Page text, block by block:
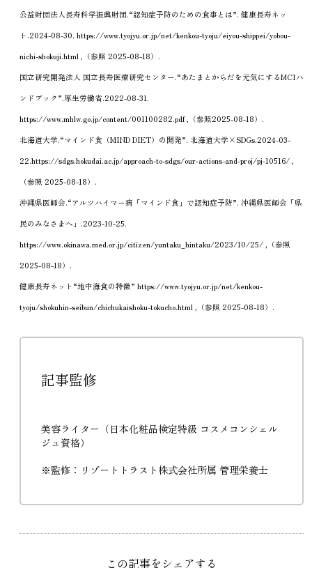
公益財団法人長寿科学振興財団.“認知症予防のための食事とは”. 健康長寿ネッ
ト.2024-08-30. https://www.tyojyu.or.jp/net/kenkou-tyoju/eiyou-shippei/yobou-
nichi-shokuji.html ,（参照 2025-08-18）.
国立研究開発法人 国立長寿医療研究センター.“あたまとからだを元気にするMCIハ
ンドブック”.厚生労働省.2022-08-31.
https://www.mhlw.go.jp/content/001100282.pdf ,（参照2025-08-18）.
北海道大学.“マインド食（MIND DIET）の開発”. 北海道大学×SDGs.2024-03-
22.https://sdgs.hokudai.ac.jp/approach-to-sdgs/our-actions-and-proj/pj-10516/ ,
（参照 2025-08-18）.
沖縄県医師会.“アルツハイマー病「マインド食」で認知症予防”. 沖縄県医師会「県
民のみなさまへ」.2023-10-25.
https://www.okinawa.med.or.jp/citizen/yuntaku_hintaku/2023/10/25/ ,（参照
2025-08-18）.
健康長寿ネット“地中海食の特徴” https://www.tyojyu.or.jp/net/kenkou-
tyoju/shokuhin-seibun/chichukaishoku-tokucho.html ,（参照 2025-08-18）.
記事監修
美容ライター（日本化粧品検定特級 コスメコンシェル
ジュ資格）
※監修：リゾートトラスト株式会社所属 管理栄養士
この記事をシェアする